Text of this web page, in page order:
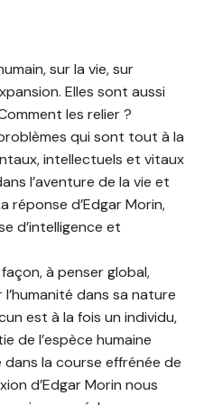
sur la vie, sur
Elles sont aussi
les relier ?
qui sont tout à la
intellectuels et vitaux
l’aventure de la vie et
réponse d’Edgar Morin,
d’intelligence et
à penser global,
dans sa nature
est à la fois un individu,
de l’espèce humaine
la course effrénée de
d’Edgar Morin nous